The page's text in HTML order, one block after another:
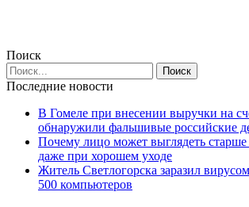
Поиск
Последние новости
В Гомеле при внесении выручки на
обнаружили фальшивые российские
Почему лицо может выглядеть старше
даже при хорошем уходе
Житель Светлогорска заразил
500 компьютеров